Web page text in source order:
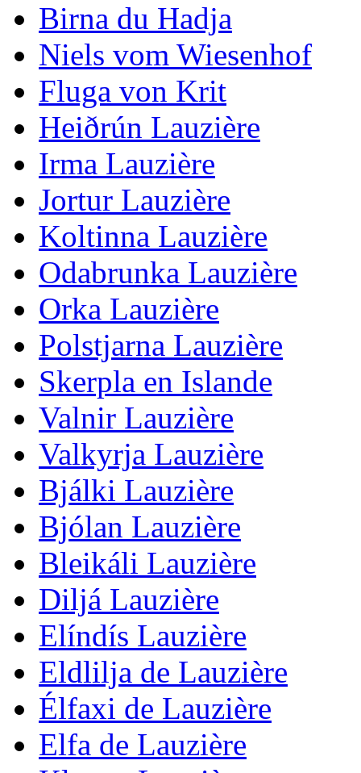
Birna du Hadja
Niels vom Wiesenhof
Fluga von Krit
Heiðrún Lauzière
Irma Lauzière
Jortur Lauzière
Koltinna Lauzière
Odabrunka Lauzière
Orka Lauzière
Polstjarna Lauzière
Skerpla en Islande
Valnir Lauzière
Valkyrja Lauzière
Bjálki Lauzière
Bjólan Lauzière
Bleikáli Lauzière
Diljá Lauzière
Elíndís Lauzière
Eldlilja de Lauzière
Élfaxi de Lauzière
Elfa de Lauzière